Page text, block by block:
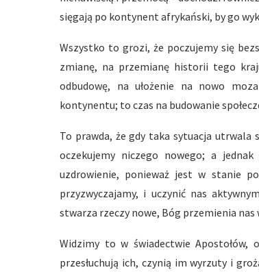
sięgają po kontynent afrykański, by go
Wszystko to grozi, że poczujemy się
zmianę, na przemianę historii tego
odbudowę, na ułożenie na nowo
kontynentu; to czas na budowanie
To prawda, że gdy taka sytuacja utrwala
oczekujemy niczego nowego; a
uzdrowienie, ponieważ jest w stanie
przyzwyczajamy, i uczynić nas
stwarza rzeczy nowe, Bóg przemienia nas
Widzimy to w świadectwie Apostołów,
przesłuchują ich, czynią im wyrzuty i